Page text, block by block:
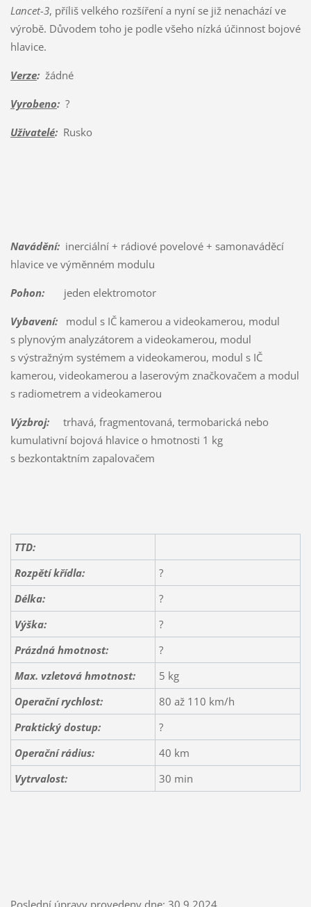
Lancet-3, příliš velkého rozšíření a nyní se již nenachází ve
výrobě. Důvodem toho je podle všeho nízká účinnost bojové
hlavice.
Verze:žádné
Vyrobeno:?
Uživatelé:Rusko
Navádění:inerciální + rádiové povelové + samonaváděcí
hlavice ve výměnném modulu
Pohon:jeden elektromotor
Vybavení:modul s IČ kamerou a videokamerou, modul
s plynovým analyzátorem a videokamerou, modul
s výstražným systémem a videokamerou, modul s IČ
kamerou, videokamerou a laserovým značkovačem a modul
s radiometrem a videokamerou
Výzbroj:trhavá, fragmentovaná, termobarická nebo
kumulativní bojová hlavice o hmotnosti 1 kg
s bezkontaktním zapalovačem
TTD:
Rozpětí křídla:
?
Délka:
?
Výška:
?
Prázdná hmotnost:
?
Max. vzletová hmotnost:
5 kg
Operační rychlost:
80 až 110 km/h
Praktický dostup:
?
Operační rádius:
40 km
Vytrvalost:
30 min